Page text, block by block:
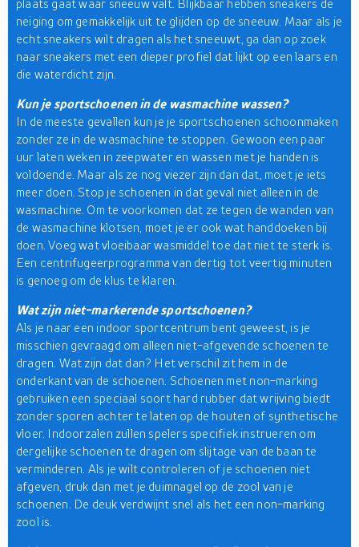
plaats gaat waar sneeuw valt. Blijkbaar hebben sneakers de
neiging om gemakkelijk uit te glijden op de sneeuw. Maar als je
echt sneakers wilt dragen als het sneeuwt, ga dan op zoek
naar sneakers met een dieper profiel dat lijkt op een laars en
die waterdicht zijn.
Kun je sportschoenen in de wasmachine wassen?
In de meeste gevallen kun je je sportschoenen schoonmaken
zonder ze in de wasmachine te stoppen. Gewoon een paar
uur laten weken in zeepwater en wassen met je handen is
voldoende. Maar als ze nog viezer zijn dan dat, moet je iets
meer doen. Stop je schoenen in dat geval niet alleen in de
wasmachine. Om te voorkomen dat ze tegen de wanden van
de wasmachine klotsen, moet je er ook wat handdoeken bij
doen. Voeg wat vloeibaar wasmiddel toe dat niet te sterk is.
Een centrifugeerprogramma van dertig tot veertig minuten
is genoeg om de klus te klaren.
Wat zijn niet-markerende sportschoenen?
Als je naar een indoor sportcentrum bent geweest, is je
misschien gevraagd om alleen niet-afgevende schoenen te
dragen. Wat zijn dat dan? Het verschil zit hem in de
onderkant van de schoenen. Schoenen met non-marking
gebruiken een speciaal soort hard rubber dat wrijving biedt
zonder sporen achter te laten op de houten of synthetische
vloer. Indoorzalen zullen spelers specifiek instrueren om
dergelijke schoenen te dragen om slijtage van de baan te
verminderen. Als je wilt controleren of je schoenen niet
afgeven, druk dan met je duimnagel op de zool van je
schoenen. De deuk verdwijnt snel als het een non-marking
zool is.